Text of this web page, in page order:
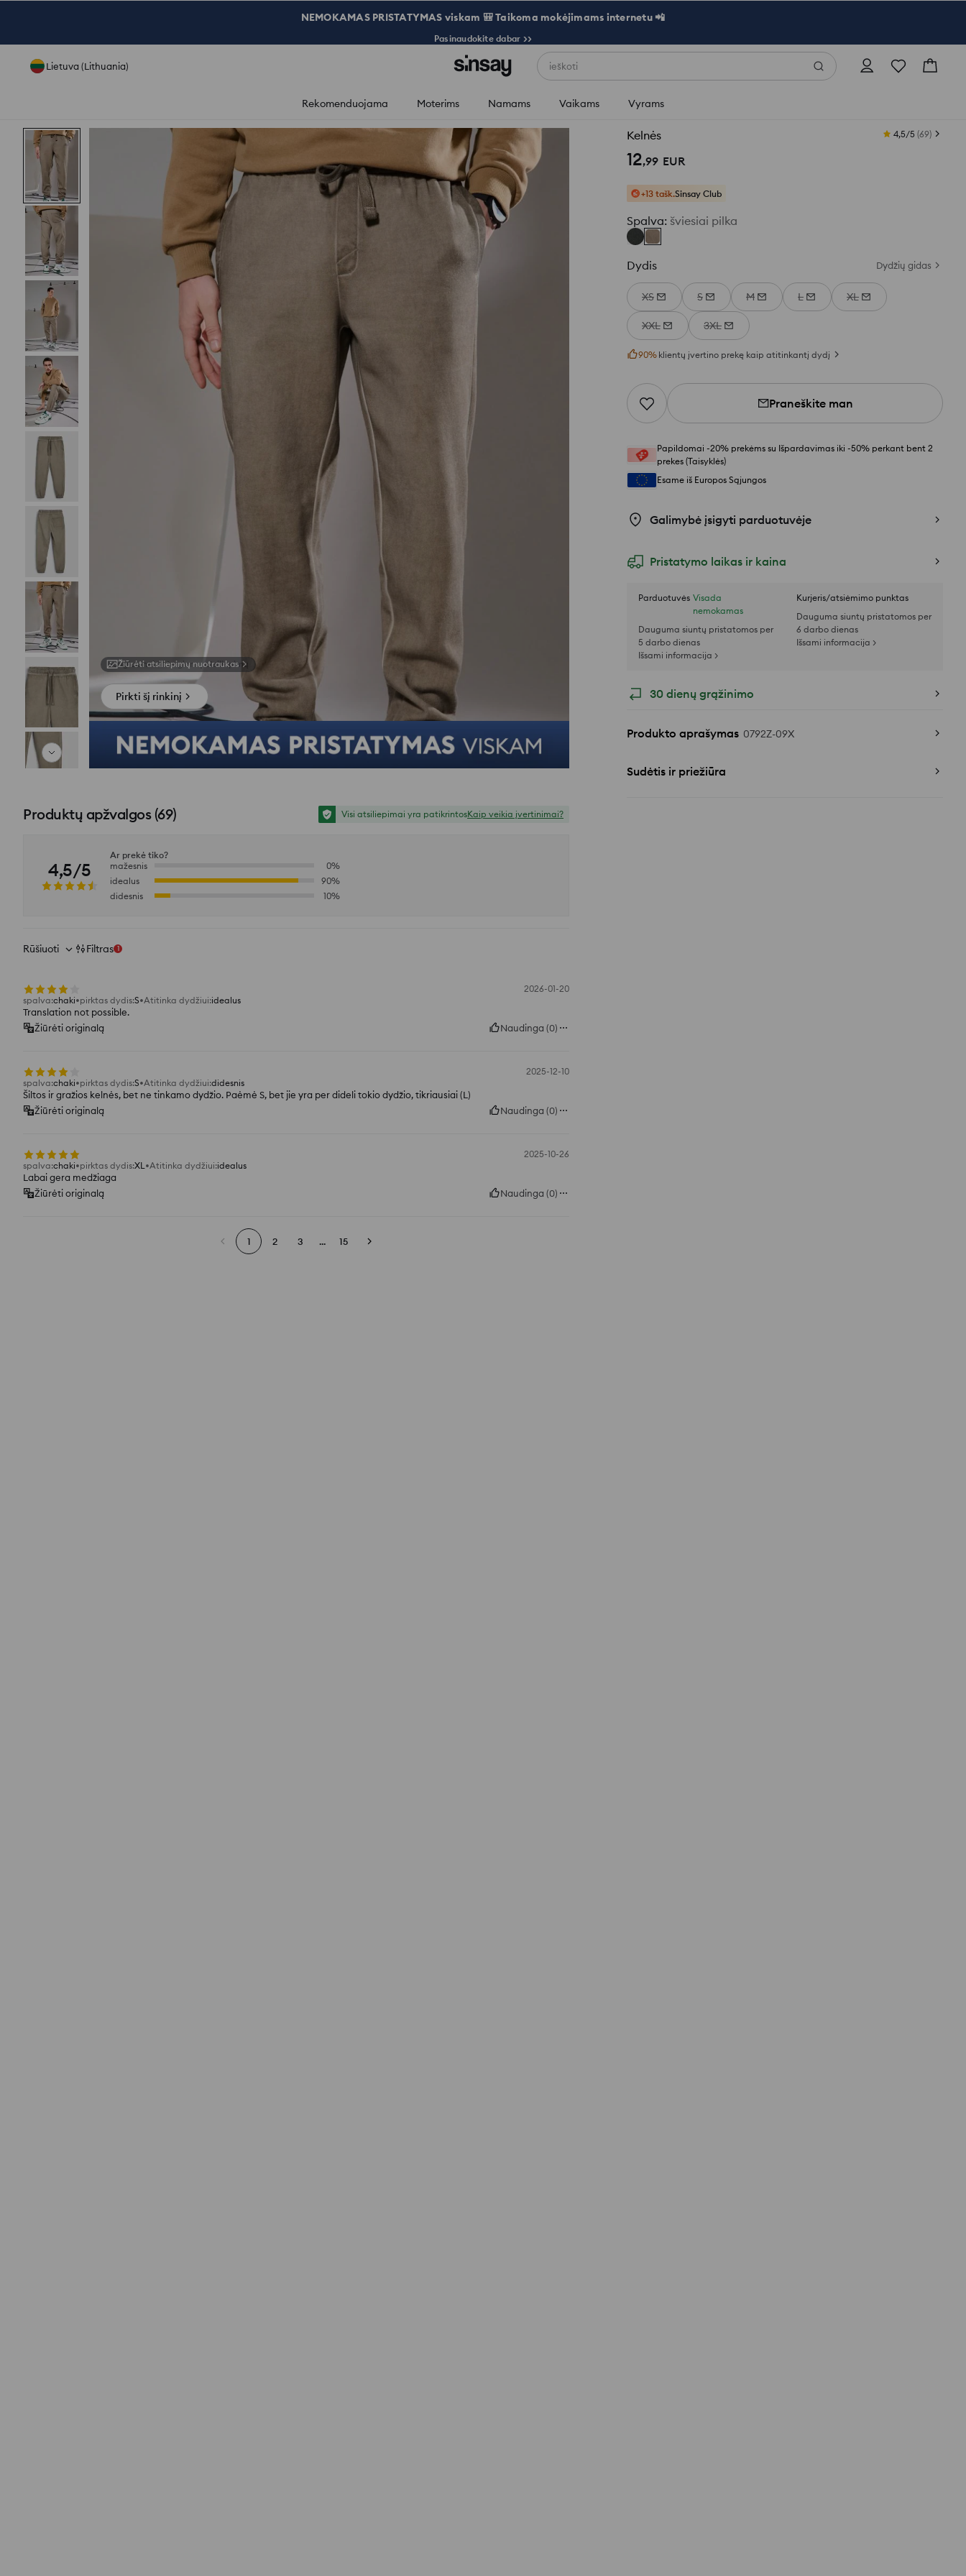
NEMOKAMAS PRISTATYMAS viskam 🎒 Taikoma mokėjimams internetu 📲
Pasinaudokite dabar >>
Lietuva (Lithuania) ieškoti
Rekomenduojama Moterims Namams Vaikams Vyrams
Kelnės 4,5/5 (69)
12,99 EUR
+13 tašk.Sinsay Club
Spalva: šviesiai pilka
Dydis Dydžių gidas
XS S M L XL
XXL 3XL
90% klientų įvertino prekę kaip atitinkantį dydį
Praneškite man
Papildomai -20% prekėms su Išpardavimas iki -50% perkant bent 2
prekes (Taisyklės)
Esame iš Europos Sąjungos
Galimybė įsigyti parduotuvėje
Pristatymo laikas ir kaina
Parduotuvės Visada
nemokamas
Dauguma siuntų pristatomos per
5 darbo dienas
Išsami informacija >
Kurjeris/atsiėmimo punktas
Dauguma siuntų pristatomos per
6 darbo dienas
Išsami informacija >
30 dienų grąžinimo
Produkto aprašymas 0792Z-09X
Sudėtis ir priežiūra
Žiūrėti atsiliepimų nuotraukas
Pirkti šį rinkinį
Produktų apžvalgos(69) Visi atsiliepimai yra patikrintosKaip veikia įvertinimai?
4,5/5
Ar prekė tiko?
mažesnis
0%
idealus
90%
didesnis
10%
Rūšiuoti Filtras 1
2026-01-20
spalva:chaki pirktas dydis:S Atitinka dydžiui:idealus
Translation not possible.
Žiūrėti originalą
Naudinga (0)
2025-12-10
spalva:chaki pirktas dydis:S Atitinka dydžiui:didesnis
Šiltos ir gražios kelnės, bet ne tinkamo dydžio. Paėmė S, bet jie yra per dideli tokio dydžio, tikriausiai (L)
Žiūrėti originalą
Naudinga (0)
2025-10-26
spalva:chaki pirktas dydis:XL Atitinka dydžiui:idealus
Labai gera medžiaga
Žiūrėti originalą
Naudinga (0)
1 2 3 ... 15